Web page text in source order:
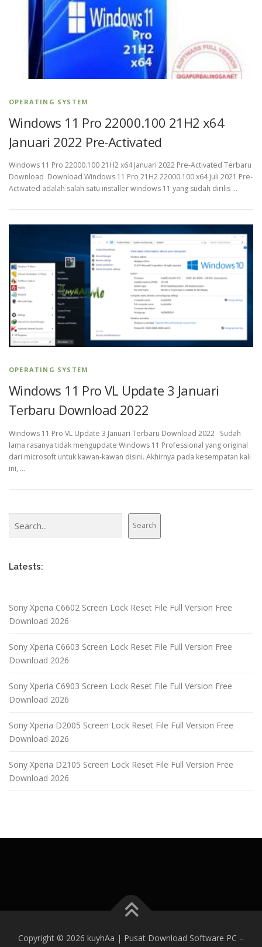
OPERATING SYSTEM
Windows 11 Pro 22000.100 21H2 x64
Januari 2022 Pre-Activated
Windows 11 Pro 22000.100 21H2 x64 Januari 2022 Pre-Activated Terbaru
Download Download Windows 11 Pro 21H2 22000.100 x64 Juli 2021 Pre-
Activated adalah salah satu installer windows 11 yang sudah dirilis …
OPERATING SYSTEM
Windows 11 Pro VL Update 3 Januari
Terbaru Download 2022
Windows 11 Pro VL Update 3 Januari Terbaru Download 2022 Sudah
lama rasanya tidak mengupdate Windows 11 Professional yang original
dari microsoft untuk kawan-kawan disini. Akhirnya pada kesempatan kali
ini, …
Search
Latests:
Sony Xperia C6602 Screen Lock Reset File Full Version Free
Download 2026
Sony Xperia C6603 Screen Lock Reset File Full Version Free
Download 2026
Sony Xperia C6903 Screen Lock Reset File Full Version Free
Download 2026
Sony Xperia D2005 Screen Lock Reset File Full Version Free
Download 2026
Sony Xperia D2105 Screen Lock Reset File Full Version Free
Download 2026
Copyright © 2026 kuyhAa | Pusat Download Software PC –